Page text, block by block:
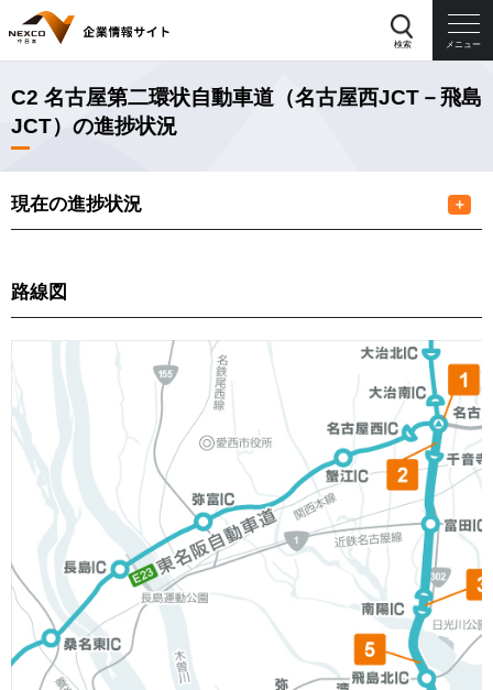
検索 メニュー
C2 名古屋第二環状自動車道（名古屋西JCT－飛島
JCT）の進捗状況
現在の進捗状況 ＋
路線図